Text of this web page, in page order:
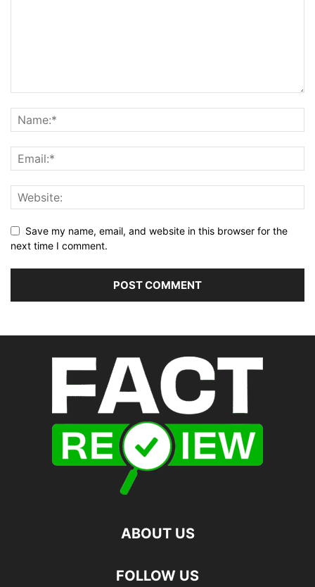
Save my name, email, and website in this browser for the
next time I comment.
ABOUT US
FOLLOW US